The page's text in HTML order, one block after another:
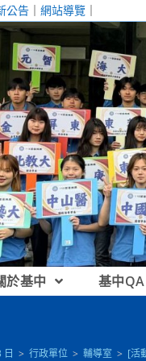
公告 ｜ 網站導覽 ｜
於基中 基中QA
日 > 行政單位 > 輔導室 > [活